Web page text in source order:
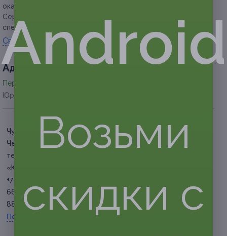
оказанной в полном размере.
Сертификат не распространяется на другие
спецпредложения усадьбы.
Свернуть
Адресa
Перейти на сайт партнера
Юридическая информация о партнёре
Чувашская респ., г. о.
Чебоксары, Заволжье,
территория базы отдыха
«Кувшинский»
+7 (8352) 38-55-88, +7 (927)
668-55-88 , +7 (8352) 27-66-
88, +7 (937) 947-66-88
Показать номер телефона
Android
Возьми
скидки с